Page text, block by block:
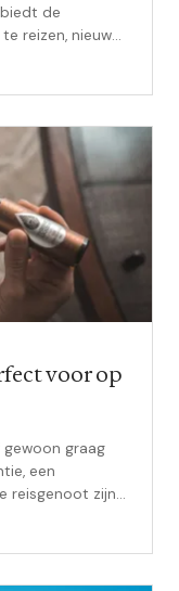
de
reizen, nieuwe
voor op
graag
een
reisgenoot zijn.